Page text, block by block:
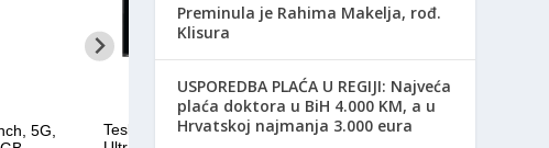
Preminula je Rahima Makelja, rođ.
Klisura
USPOREDBA PLAĆA U REGIJI: Najveća
plaća doktora u BiH 4.000 KM, a u
Hrvatskoj najmanja 3.000 eura